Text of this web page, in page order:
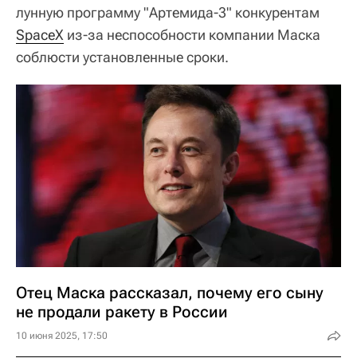
лунную программу "Артемида-3" конкурентам
SpaceX из-за неспособности компании Маска
соблюсти установленные сроки.
Отец Маска рассказал, почему его сыну
не продали ракету в России
10 июня 2025, 17:50